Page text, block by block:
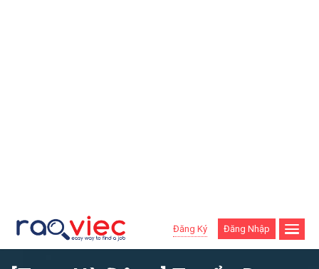
Đăng Ký Đăng Nhập